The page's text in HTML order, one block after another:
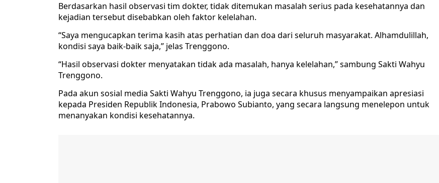
Berdasarkan hasil observasi tim dokter, tidak ditemukan masalah serius pada kesehatannya dan
kejadian tersebut disebabkan oleh faktor kelelahan.
“Saya mengucapkan terima kasih atas perhatian dan doa dari seluruh masyarakat. Alhamdulillah,
kondisi saya baik-baik saja,” jelas Trenggono.
“Hasil observasi dokter menyatakan tidak ada masalah, hanya kelelahan,” sambung Sakti Wahyu
Trenggono.
Pada akun sosial media Sakti Wahyu Trenggono, ia juga secara khusus menyampaikan apresiasi
kepada Presiden Republik Indonesia, Prabowo Subianto, yang secara langsung menelepon untuk
menanyakan kondisi kesehatannya.